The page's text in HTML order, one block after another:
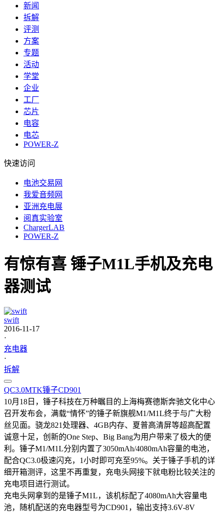
新闻
拆解
评测
方案
专题
活动
学堂
企业
工厂
芯片
电容
电芯
POWER-Z
快速访问
电池交易网
我爱音频网
亚洲充电展
阅真实验室
ChargerLAB
POWER-Z
有惊有喜 锤子M1L手机及充电
器测试
swift
2016-11-17
·
充电器
·
拆解
QC3.0MTK锤子CD901
10月18日，锤子科技在万种瞩目的上海梅赛德斯奔驰文化中心
召开发布会，满载“情怀”的锤子新旗舰M1/M1L终于与广大粉
丝见面。骁龙821处理器、4GB内存、夏普高清屏等超高配置
诚意十足，创新的One Step、Big Bang为用户带来了极大的便
利。锤子M1/M1L分别内置了3050mAh/4080mAh容量的电池，
配合QC3.0极速闪充，1小时即可充至95%。关于锤子手机的详
细开箱测评，这里不再重复，充电头网接下就电粉比较关注的
充电项目进行测试。
充电头网拿到的是锤子M1L，该机标配了4080mAh大容量电
池，随机配送的充电器型号为CD901，输出支持3.6V-8V